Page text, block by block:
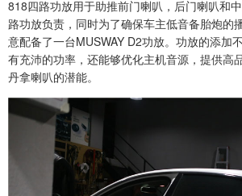
818四路功放用于助推前门喇叭，后门喇叭和
路功放负责，同时为了确保车主低音备胎炮的
意配备了一台MUSWAY D2功放。功放的添加
有充沛的功率，还能够优化主机音源，提供高
丹拿喇叭的潜能。